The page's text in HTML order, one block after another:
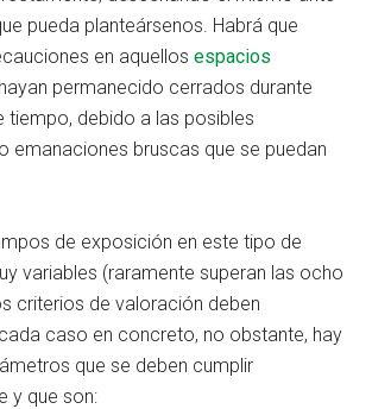
pueda planteársenos. Habrá que
en aquellosespacios
permanecido cerrados durante
tiempo, debido a las posibles
emanaciones bruscas que se puedan
de exposición en este tipo de
variables (raramente superan las ocho
criterios de valoración deben
caso en concreto, no obstante, hay
que se deben cumplir
y que son: